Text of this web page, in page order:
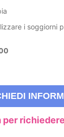
i soggiorni
per